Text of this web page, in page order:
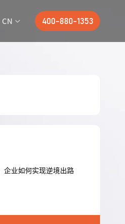
CN 400-880-1353
企业如何实现逆境出路